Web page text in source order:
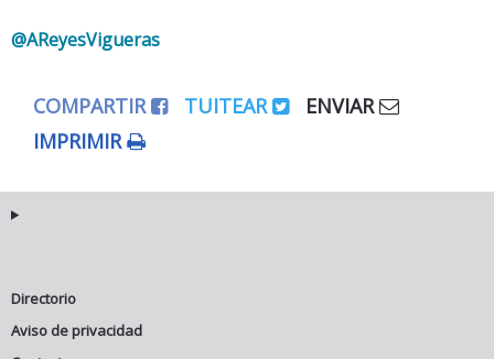
@AReyesVigueras
COMPARTIR TUITEAR
ENVIAR
IMPRIMIR
Directorio
Aviso de privacidad